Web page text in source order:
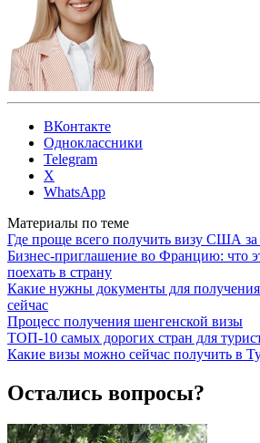
ВКонтакте
Одноклассники
Telegram
X
WhatsApp
Материалы по теме
Где проще всего получить визу США за
Бизнес-приглашение во Францию: что
поехать в страну
Какие нужны документы для
сейчас
Процесс получения шенгенской визы
ТОП-10 самых дорогих стран для
Какие визы можно сейчас получить в
Остались вопросы?